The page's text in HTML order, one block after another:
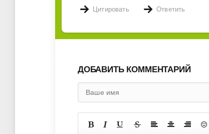
Цитировать Ответить
ДОБАВИТЬ КОММЕНТАРИЙ